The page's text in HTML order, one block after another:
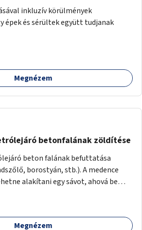
inkluzív körülmények
épek és sérültek együtt tudjanak
Megnézem
betonfalának zöldítése
beton falának befuttatása
borostyán, stb.). A medence
alakítani egy sávot, ahová be
Megnézem